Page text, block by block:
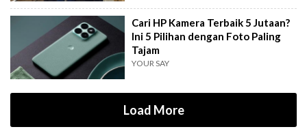
Cari HP Kamera Terbaik 5 Jutaan?
Ini 5 Pilihan dengan Foto Paling
Tajam
YOUR SAY
Load More